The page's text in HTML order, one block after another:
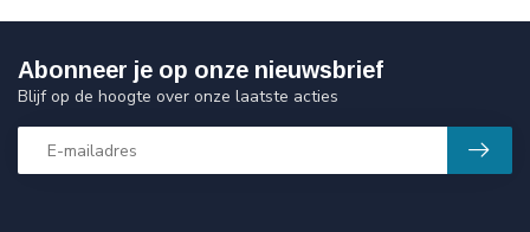
Abonneer je op onze nieuwsbrief
Blijf op de hoogte over onze laatste acties